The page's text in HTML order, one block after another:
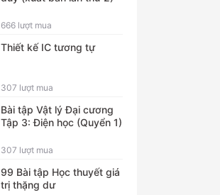
666 lượt mua
Thiết kế IC tương tự
307 lượt mua
Bài tập Vật lý Đại cương
Tập 3: Điện học (Quyển 1)
307 lượt mua
99 Bài tập Học thuyết giá
trị thặng dư